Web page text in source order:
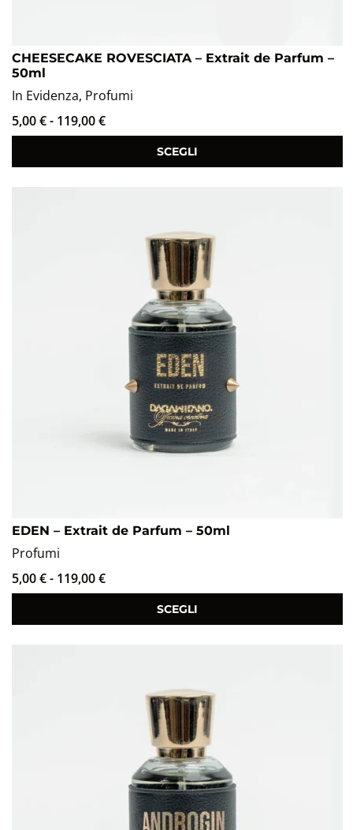
CHEESECAKE ROVESCIATA – Extrait de Parfum –
50ml
In Evidenza, Profumi
5,00€- 119,00€
SCEGLI
EDEN – Extrait de Parfum – 50ml
Profumi
5,00€- 119,00€
SCEGLI